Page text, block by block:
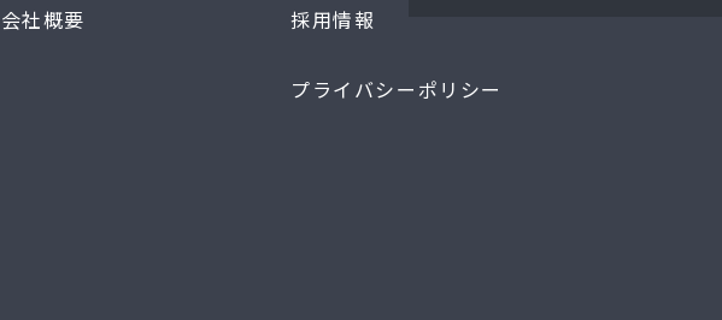
会社概要 採用情報
プライバシーポリシー